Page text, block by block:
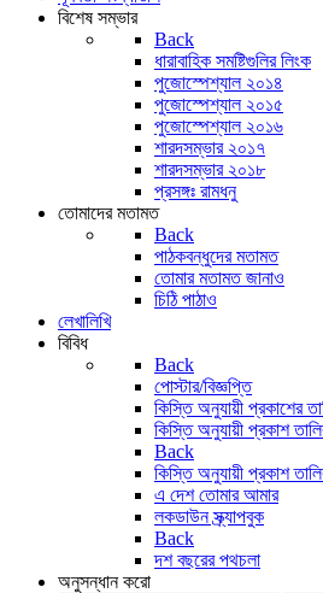
বিশেষ সম্ভার
Back
ধারাবাহিক সমষ্টিগুলির লিংক
পুজোস্পেশ্যাল ২০১৪
পুজোস্পেশ্যাল ২০১৫
পুজোস্পেশ্যাল ২০১৬
শারদসম্ভার ২০১৭
শারদসম্ভার ২০১৮
প্রসঙ্গঃ রামধনু
তোমাদের মতামত
Back
পাঠকবন্ধুদের মতামত
তোমার মতামত জানাও
চিঠি পাঠাও
লেখালিখি
বিবিধ
Back
পোস্টার/বিজ্ঞপ্তি
কিস্তি অনুযায়ী প্রকাশের
কিস্তি অনুযায়ী প্রকাশ
Back
কিস্তি অনুযায়ী প্রকাশ
এ দেশ তোমার আমার
লকডাউন স্ক্র্যাপবুক
Back
দশ বছরের পথচলা
অনুসন্ধান করো